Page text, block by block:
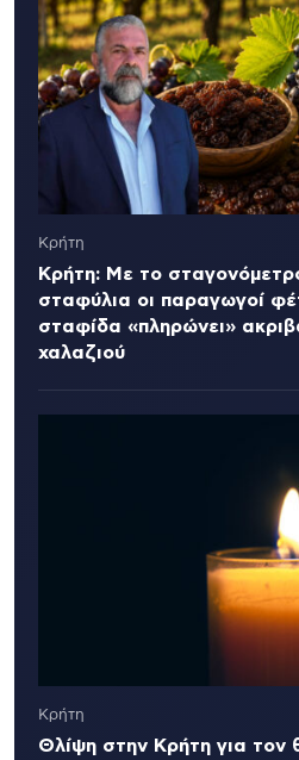
Κρήτη
Κρήτη: Με το
σταφύλια οι παραγωγοί
σταφίδα «πληρώνει»
χαλαζιού
Κρήτη
Θλίψη στην Κρήτη για τον